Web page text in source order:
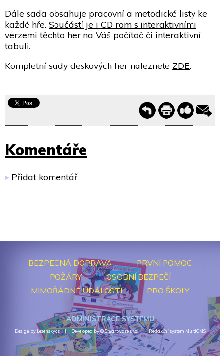
Dále sada obsahuje pracovní a metodické listy ke
každé hře. Součástí je i CD rom s interaktivními
verzemi těchto her na Váš počítač či interaktivní
tabuli.
Kompletní sady deskových her naleznete ZDE.
Komentáře
Přidat komentář
BEZPEČNÁ DOPRAVA
PRVNÍ POMOC
POŽÁRY
OSOBNÍ BEZPEČÍ
MIMOŘÁDNÉ UDÁLOSTI
PRO ŠKOLY
ADMINISTRACE SYSTÉMU
Design by Lesensky.cz Developed by ©Smartware s.r.o. Redakční systém MultiCMS